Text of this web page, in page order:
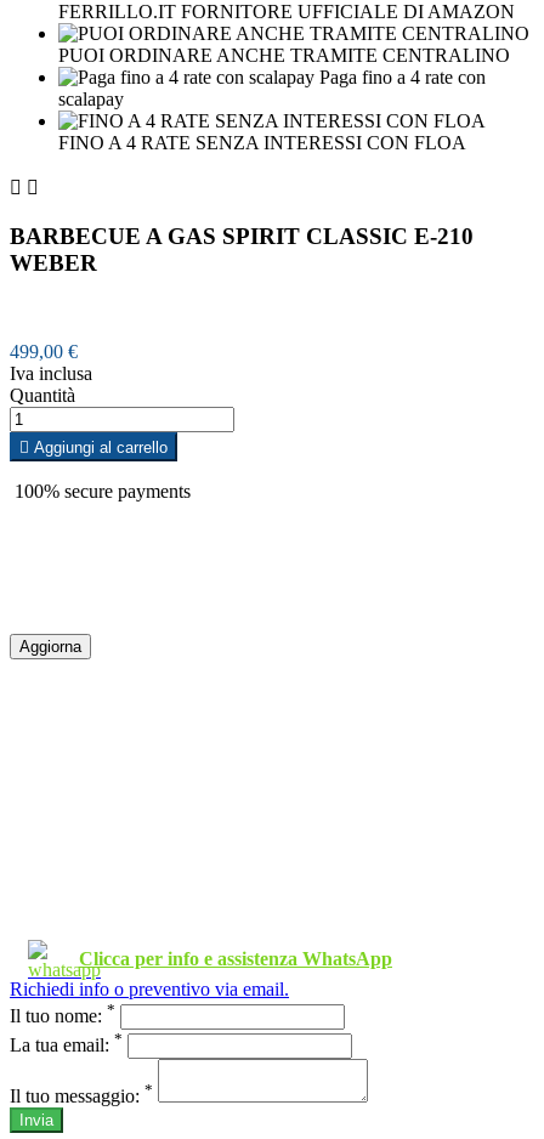
FERRILLO.IT FORNITORE UFFICIALE DI AMAZON
PUOI ORDINARE ANCHE TRAMITE CENTRALINO
Paga fino a 4 rate con
scalapay
FINO A 4 RATE SENZA INTERESSI CON FLOA
 
BARBECUE A GAS SPIRIT CLASSIC E-210
WEBER
499,00 €
Iva inclusa
Quantità
 Aggiungi al carrello
100% secure payments
Clicca per info e assistenza WhatsApp
Richiedi info o preventivo via email.
Il tuo nome: *
La tua email: *
Il tuo messaggio: *
Invia